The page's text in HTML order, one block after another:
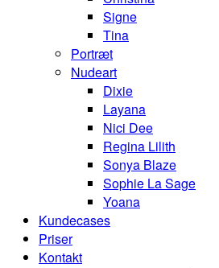
Signe
Tina
Portræt
Nudeart
Dixie
Layana
Nici Dee
Regina Lilith
Sonya Blaze
Sophie La Sage
Yoana
Kundecases
Priser
Kontakt